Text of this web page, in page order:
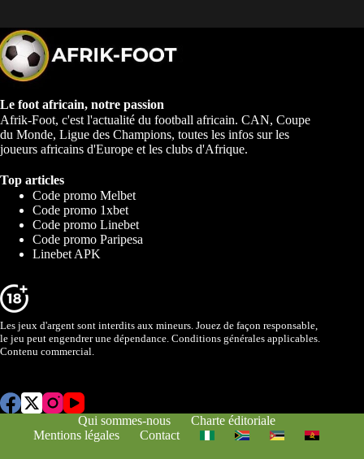
Le foot africain, notre passion
Afrik-Foot, c'est l'actualité du football africain. CAN, Coupe
du Monde, Ligue des Champions, toutes les infos sur les
joueurs africains d'Europe et les clubs d'Afrique.
Top articles
Code promo Melbet
Code promo 1xbet
Code promo Linebet
Code promo Paripesa
Linebet APK
Les jeux d'argent sont interdits aux mineurs. Jouez de façon responsable,
le jeu peut engendrer une dépendance. Conditions générales applicables.
Contenu commercial.
Qui sommes-nous
Charte éditoriale
Mentions légales
Contact